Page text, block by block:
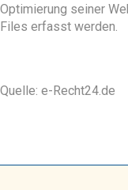
Optimierung seiner
Files erfasst werden.
Quelle: e-Recht24.de